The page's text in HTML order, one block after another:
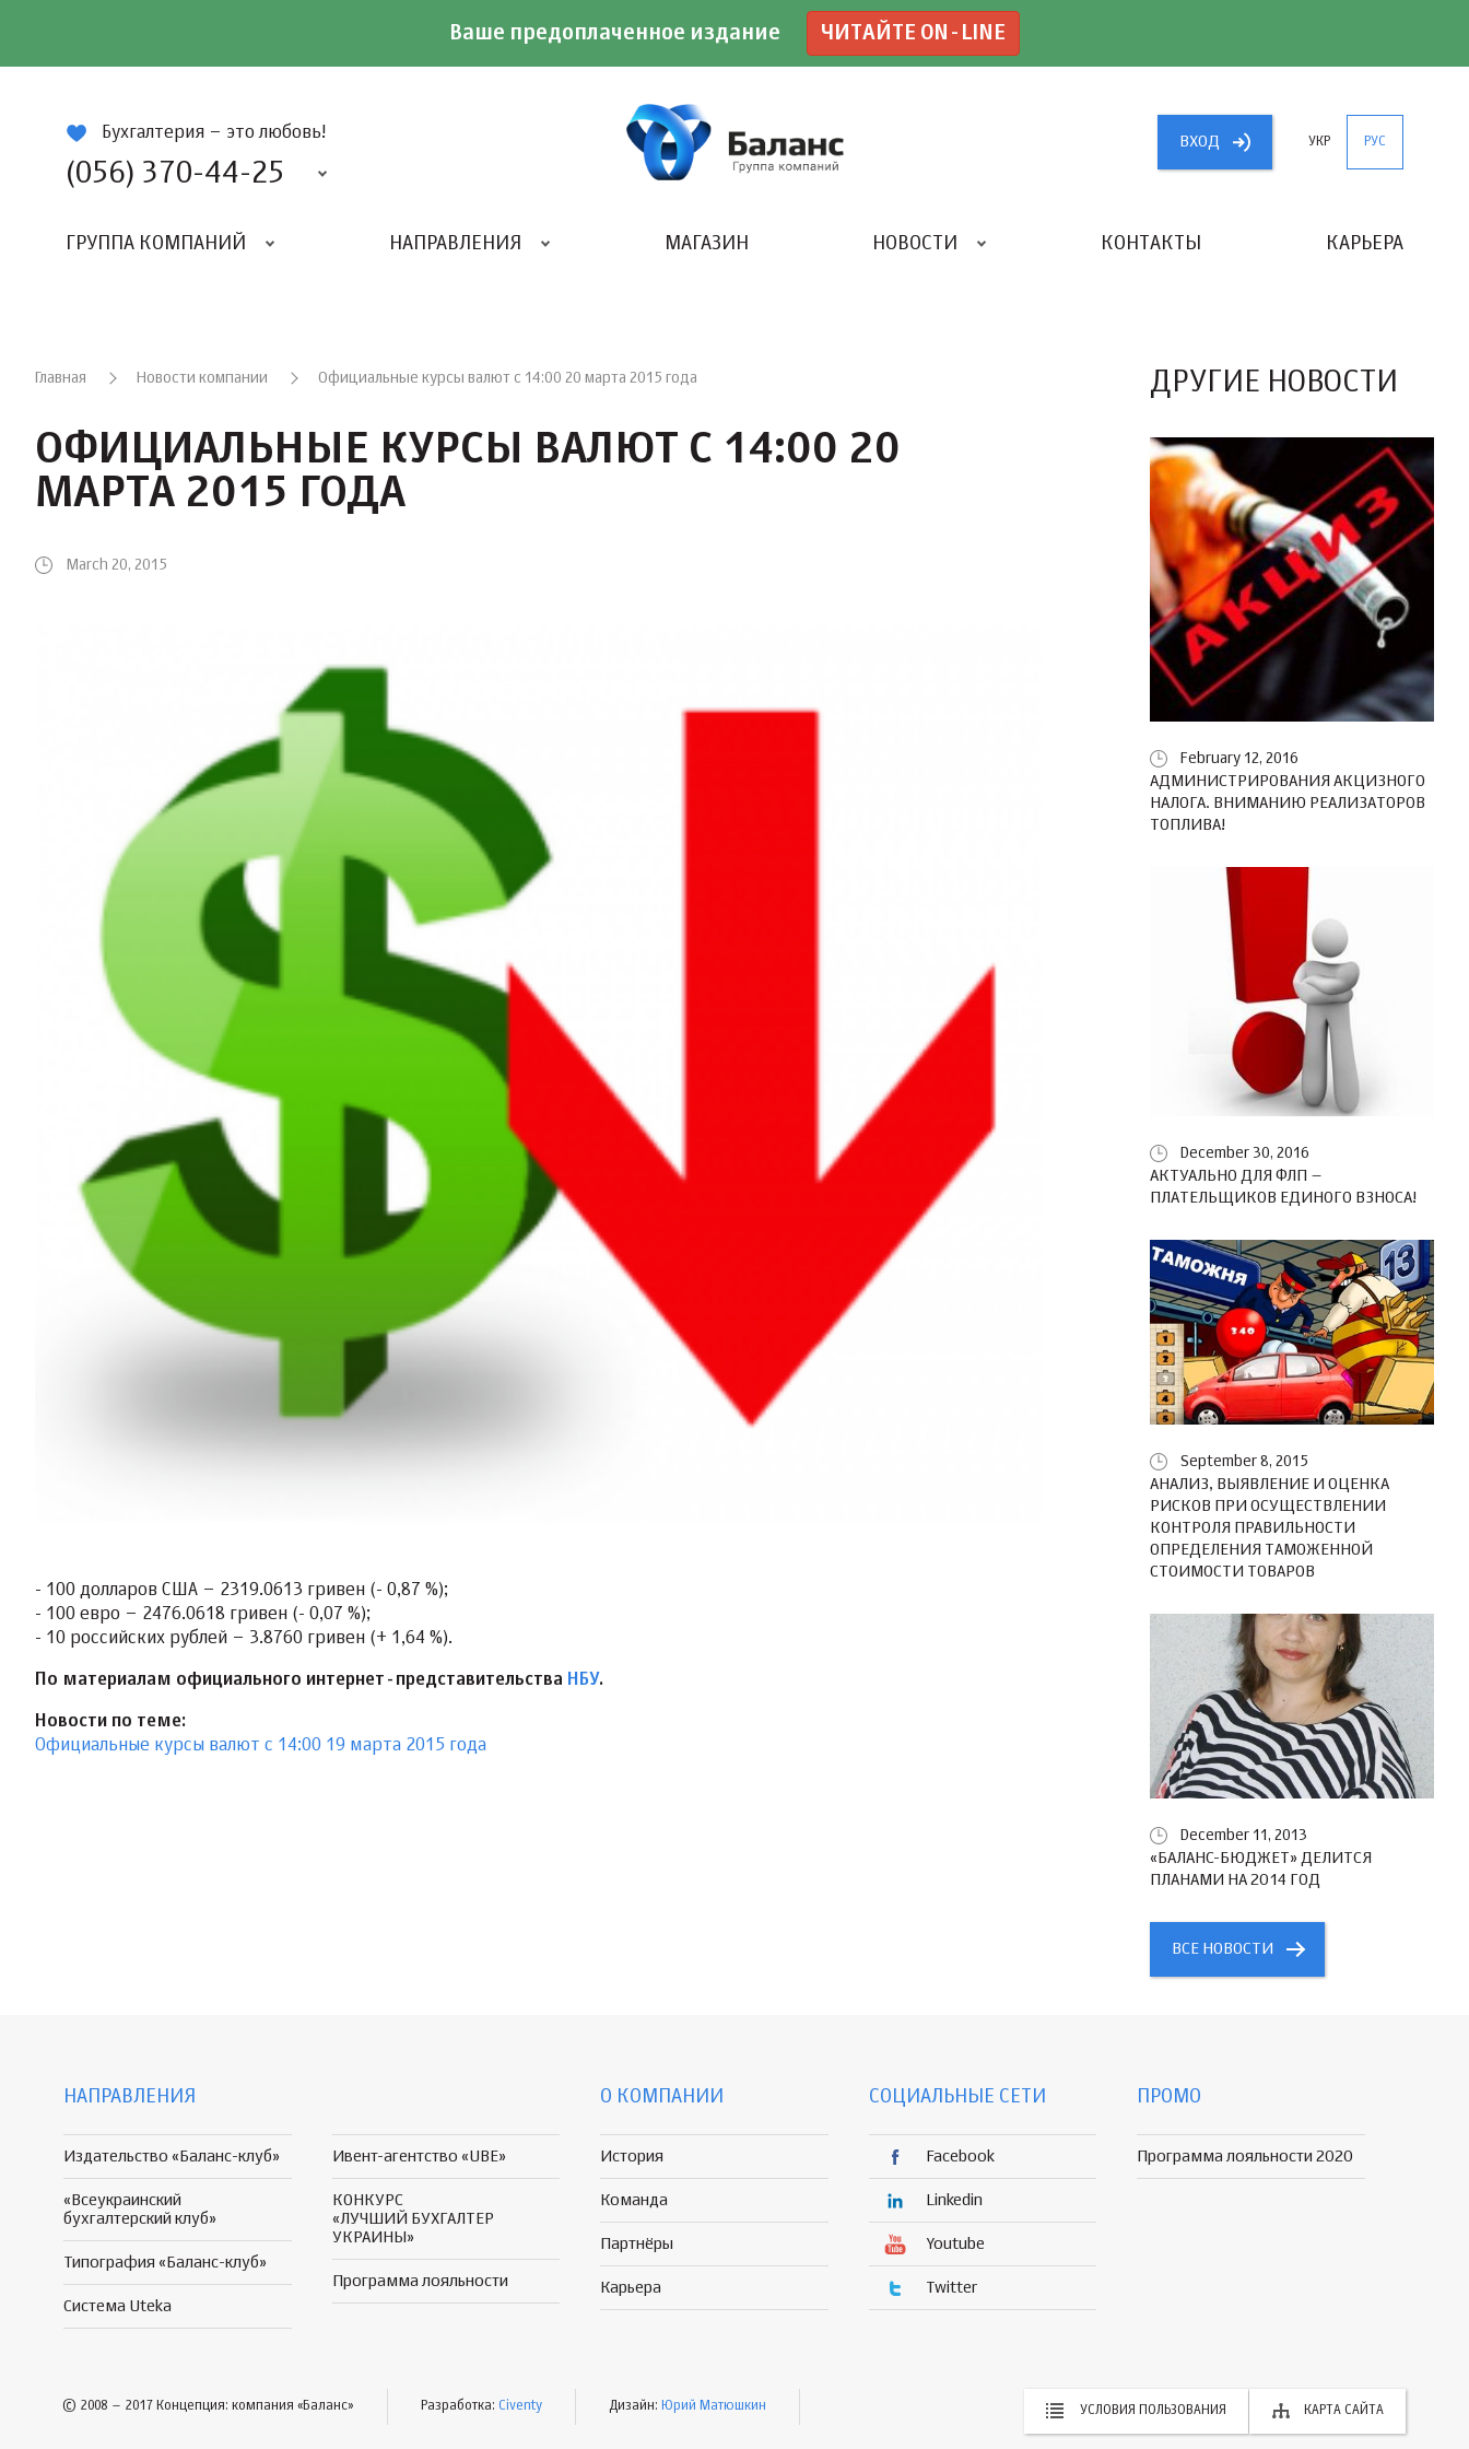
Ваше предоплаченное издание ЧИТАЙТЕ ON-LINE
Бухгалтерия – это любовь!
(056) 370-44-25
ВХОД УКР РУС
ГРУППА КОМПАНИЙ НАПРАВЛЕНИЯ МАГАЗИН НОВОСТИ КОНТАКТЫ КАРЬЕРА
Главная Новости компании Официальные курсы валют c 14:00 20 марта 2015 года
ОФИЦИАЛЬНЫЕ КУРСЫ ВАЛЮТ C 14:00 20
МАРТА 2015 ГОДА
March 20, 2015
- 100 долларов США – 2319.0613 гривен (- 0,87 %);
- 100 евро – 2476.0618 гривен (- 0,07 %);
- 10 российских рублей – 3.8760 гривен (+ 1,64 %).
По материалам официального интернет-представительства НБУ.
Новости по теме:
Официальные курсы валют c 14:00 19 марта 2015 года
ДРУГИЕ НОВОСТИ
February 12, 2016
АДМИНИСТРИРОВАНИЯ АКЦИЗНОГО
НАЛОГА. ВНИМАНИЮ РЕАЛИЗАТОРОВ
ТОПЛИВА!
December 30, 2016
АКТУАЛЬНО ДЛЯ ФЛП –
ПЛАТЕЛЬЩИКОВ ЕДИНОГО ВЗНОСА!
September 8, 2015
АНАЛИЗ, ВЫЯВЛЕНИЕ И ОЦЕНКА
РИСКОВ ПРИ ОСУЩЕСТВЛЕНИИ
КОНТРОЛЯ ПРАВИЛЬНОСТИ
ОПРЕДЕЛЕНИЯ ТАМОЖЕННОЙ
СТОИМОСТИ ТОВАРОВ
December 11, 2013
«БАЛАНС-БЮДЖЕТ» ДЕЛИТСЯ
ПЛАНАМИ НА 2014 ГОД
ВСЕ НОВОСТИ
НАПРАВЛЕНИЯ
Издательство «Баланс-клуб»
«Всеукраинский
бухгалтерский клуб»
Типография «Баланс-клуб»
Система Uteka
Ивент-агентство «UBE»
КОНКУРС
«ЛУЧШИЙ БУХГАЛТЕР
УКРАИНЫ»
Программа лояльности
О КОМПАНИИ
История
Команда
Партнёры
Карьера
СОЦИАЛЬНЫЕ СЕТИ
Facebook
Linkedin
Youtube
Twitter
ПРОМО
Программа лояльности 2020
© 2008 – 2017 Концепция: компания «Баланс» Разработка: Civenty Дизайн: Юрий Матюшкин УСЛОВИЯ ПОЛЬЗОВАНИЯ КАРТА САЙТА